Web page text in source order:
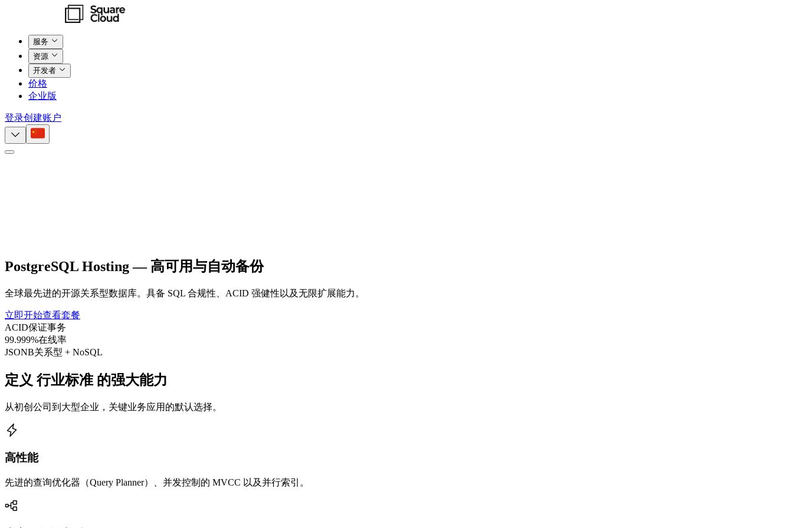
服务
资源
开发者
价格
企业版
登录创建账户
PostgreSQL Hosting — 高可用与自动备份
全球最先进的开源关系型数据库。具备 SQL 合规性、ACID 强健性以及无限扩展能力。
立即开始查看套餐
ACID保证事务
99.999%在线率
JSONB关系型 + NoSQL
定义 行业标准 的强大能力
从初创公司到大型企业，关键业务应用的默认选择。
高性能
先进的查询优化器（Query Planner）、并发控制的 MVCC 以及并行索引。